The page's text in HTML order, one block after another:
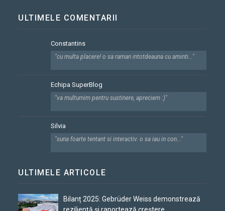
ULTIMELE COMENTARII
Constantins
"cu multa placere! o sa raman intotdeauna cu aminti..."
Echipa SuperBlog
"va multumim pentru sustinere, apreciem :)"
Silvia
"suna foarte tentant si interactiv. o sa iau in con..."
ULTIMELE ARTICOLE
Bilanț 2025: Gebrüder Weiss demonstrează